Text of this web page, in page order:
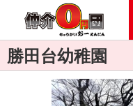
勝田台幼稚園